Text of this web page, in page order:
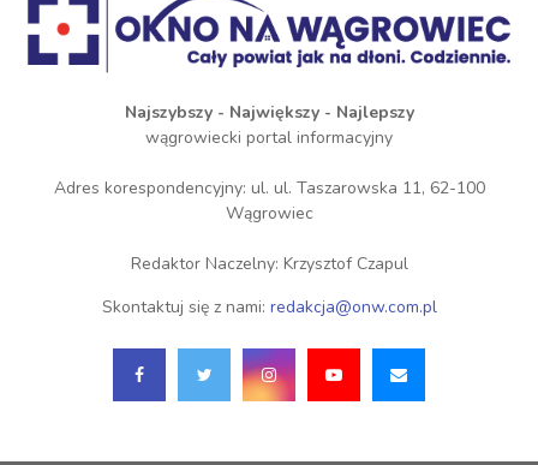
Najszybszy - Największy - Najlepszy
wągrowiecki portal informacyjny
Adres korespondencyjny: ul. ul. Taszarowska 11, 62-100
Wągrowiec
Redaktor Naczelny: Krzysztof Czapul
Skontaktuj się z nami: redakcja@onw.com.pl